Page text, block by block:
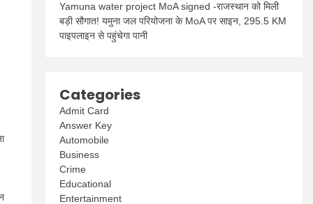
Yamuna water project MoA signed -राजस्थान को मिली
बड़ी सौगात! यमुना जल परियोजना के MoA पर साइन, 295.5 KM
पाइपलाइन से पहुंचेगा पानी
Categories
Admit Card
Answer Key
Automobile
Business
Crime
Educational
Entertainment